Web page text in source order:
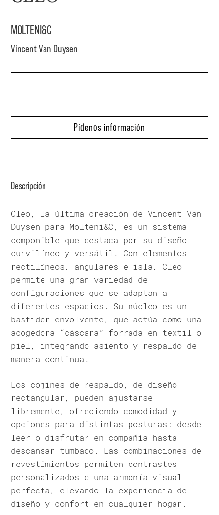
MOLTENI&C
Vincent Van Duysen
Pídenos información
Descripción
Cleo, la última creación de Vincent Van
Duysen para Molteni&C, es un sistema
componible que destaca por su diseño
curvilíneo y versátil. Con elementos
rectilíneos, angulares e isla, Cleo
permite una gran variedad de
configuraciones que se adaptan a
diferentes espacios. Su núcleo es un
bastidor envolvente, que actúa como una
acogedora “cáscara” forrada en textil o
piel, integrando asiento y respaldo de
manera continua.
Los cojines de respaldo, de diseño
rectangular, pueden ajustarse
libremente, ofreciendo comodidad y
opciones para distintas posturas: desde
leer o disfrutar en compañía hasta
descansar tumbado. Las combinaciones de
revestimientos permiten contrastes
personalizados o una armonía visual
perfecta, elevando la experiencia de
diseño y confort en cualquier hogar.